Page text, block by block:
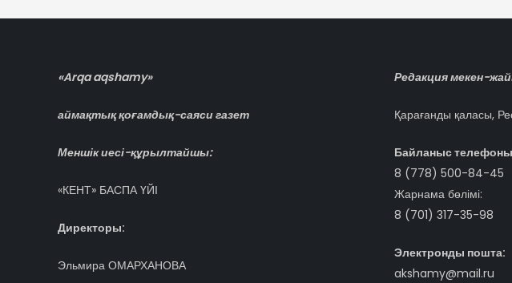
«Arqa aqshamy»
аймақтық қоғамдық-саяси газет
Меншік иесі-құрылтайшы:
«КЕНТ» БАСПА ҮЙІ
Директоры:
Эльмира ОМАРХАНОВА
Редакция мекен-
Қарағанды қаласы,
Байланыс
8 (778) 500-84-45
Жарнама бөлімі:
8 (701) 317-35-98
Электронды пошта:
akshamy@mail.ru